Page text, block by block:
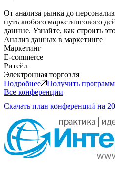
От анализа рынка до
путь любого маркетингового
данные. Узнайте, как строить
Анализ данных в маркетинге
Маркетинг
E-commerce
Ритейл
Электронная торговля
Подробнее
Получить
Все конференции
Скачать план конференций на